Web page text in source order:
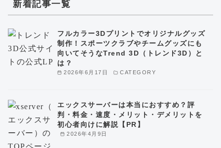
新着記事一覧
2026年6月17日 CATEGORY
フルカラー3Dプリントでオリジナルグッズ
制作！スポーツクラブやチームグッズにも
向いてそうなTrend 3D（トレンド3D）と
は？
2026年4月9日
エックスサーバーは本当におすすめ？評
判・料金・速度・メリット・デメリットを
初心者向けに解説【PR】